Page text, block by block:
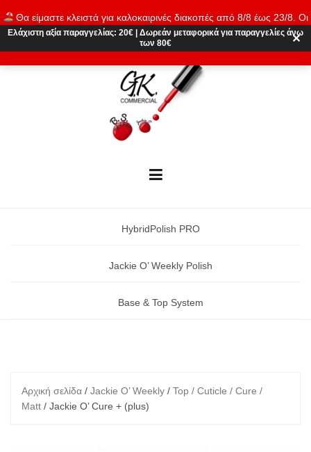
Θα είμαστε κλειστά για καλοκαιρινές διακοπές από 8/8 έως 23/8. Οι
παραγγελίες θα εκτελούνται ξανά από 24/8. Καλό καλοκαίρι!
Απόρριψη
to
content
Ελάχιστη αξία παραγγελίας: 20€ Δωρεάν μεταφορικά για παραγγελίες άνω
των 80€
✕
HybridPolish PRO
Jackie O’ Weekly Polish
Base & Top System
Αρχική σελίδα / Jackie O’ Weekly / Top / Cuticle / Cure /
Matt / Jackie O’ Cure + (plus)